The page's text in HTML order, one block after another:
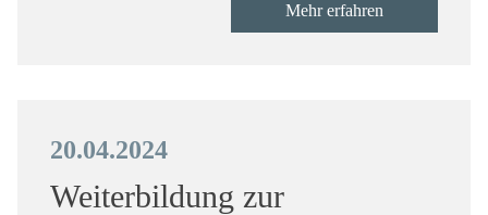
Mehr erfahren
20.04.2024
Weiterbildung zur